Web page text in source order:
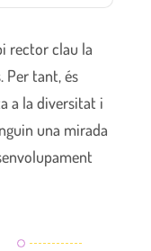
rector clau la
Per tant, és
a la diversitat i
una mirada